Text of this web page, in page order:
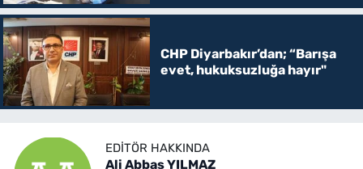
CHP Diyarbakır’dan; “Barışa
evet, hukuksuzluğa hayır"
EDITÖR HAKKINDA
Ali Abbas YILMAZ